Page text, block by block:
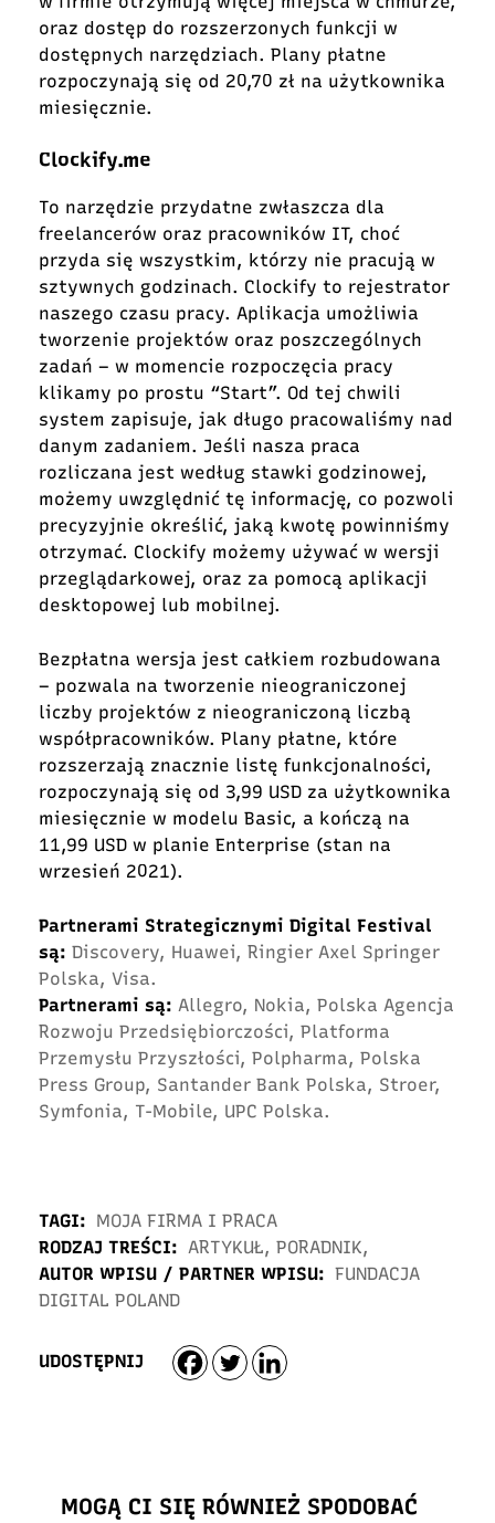
oraz dostęp do rozszerzonych funkcji w
dostępnych narzędziach. Plany płatne
rozpoczynają się od 20,70 zł na użytkownika
miesięcznie.
Clockify.me
To narzędzie przydatne zwłaszcza dla
freelancerów oraz pracowników IT, choć
przyda się wszystkim, którzy nie pracują w
sztywnych godzinach. Clockify to rejestrator
naszego czasu pracy. Aplikacja umożliwia
tworzenie projektów oraz poszczególnych
zadań – w momencie rozpoczęcia pracy
klikamy po prostu “Start”. Od tej chwili
system zapisuje, jak długo pracowaliśmy nad
danym zadaniem. Jeśli nasza praca
rozliczana jest według stawki godzinowej,
możemy uwzględnić tę informację, co pozwoli
precyzyjnie określić, jaką kwotę powinniśmy
otrzymać. Clockify możemy używać w wersji
przeglądarkowej, oraz za pomocą aplikacji
desktopowej lub mobilnej.
Bezpłatna wersja jest całkiem rozbudowana
– pozwala na tworzenie nieograniczonej
liczby projektów z nieograniczoną liczbą
współpracowników. Plany płatne, które
rozszerzają znacznie listę funkcjonalności,
rozpoczynają się od 3,99 USD za użytkownika
miesięcznie w modelu Basic, a kończą na
11,99 USD w planie Enterprise (stan na
wrzesień 2021).
Partnerami Strategicznymi Digital Festival
są: Discovery, Huawei, Ringier Axel Springer
Polska, Visa.
Partnerami są: Allegro, Nokia, Polska Agencja
Rozwoju Przedsiębiorczości, Platforma
Przemysłu Przyszłości, Polpharma, Polska
Press Group, Santander Bank Polska, Stroer,
Symfonia, T-Mobile, UPC Polska.
TAGI: MOJA FIRMA I PRACA
RODZAJ TREŚCI: ARTYKUŁ, PORADNIK,
AUTOR WPISU / PARTNER WPISU: FUNDACJA
DIGITAL POLAND
UDOSTĘPNIJ
MOGĄ CI SIĘ RÓWNIEŻ SPODOBAĆ